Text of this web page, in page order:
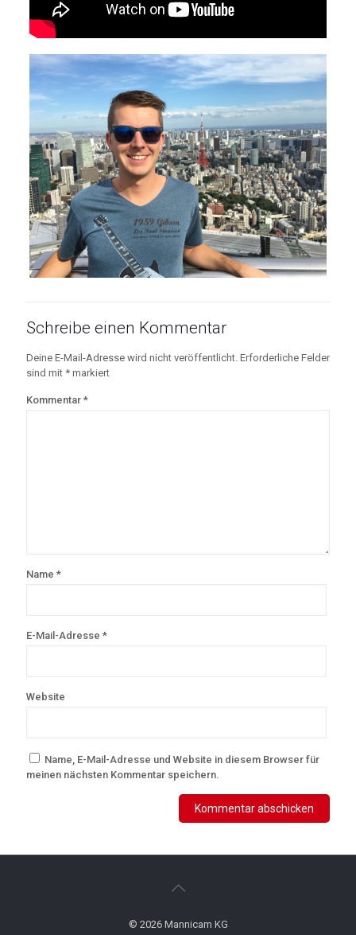
Schreibe einen Kommentar
Deine E-Mail-Adresse wird nicht veröffentlicht. Erforderliche Felder
sind mit * markiert
Kommentar *
Name *
E-Mail-Adresse *
Website
Name, E-Mail-Adresse und Website in diesem Browser für
meinen nächsten Kommentar speichern.
© 2026 Mannicam KG